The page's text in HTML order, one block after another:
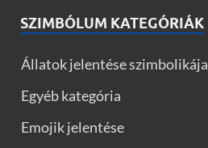
SZIMBÓLUM KATEGÓRIÁK
Állatok jelentése szimbolikája
Egyéb kategória
Emojik jelentése